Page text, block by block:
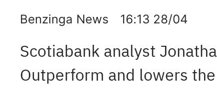
Benzinga News 16:13 28/04
Scotiabank analyst
Outperform and lowers